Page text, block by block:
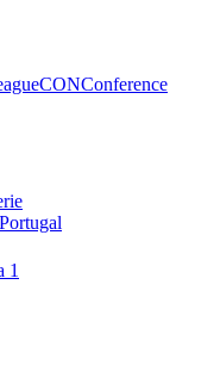
CONConference
1